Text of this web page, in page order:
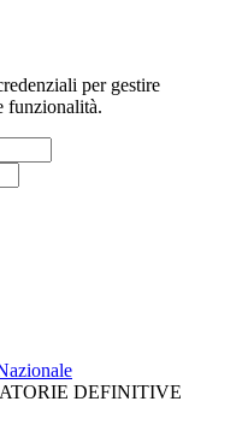
per gestire
funzionalità.
DEFINITIVE